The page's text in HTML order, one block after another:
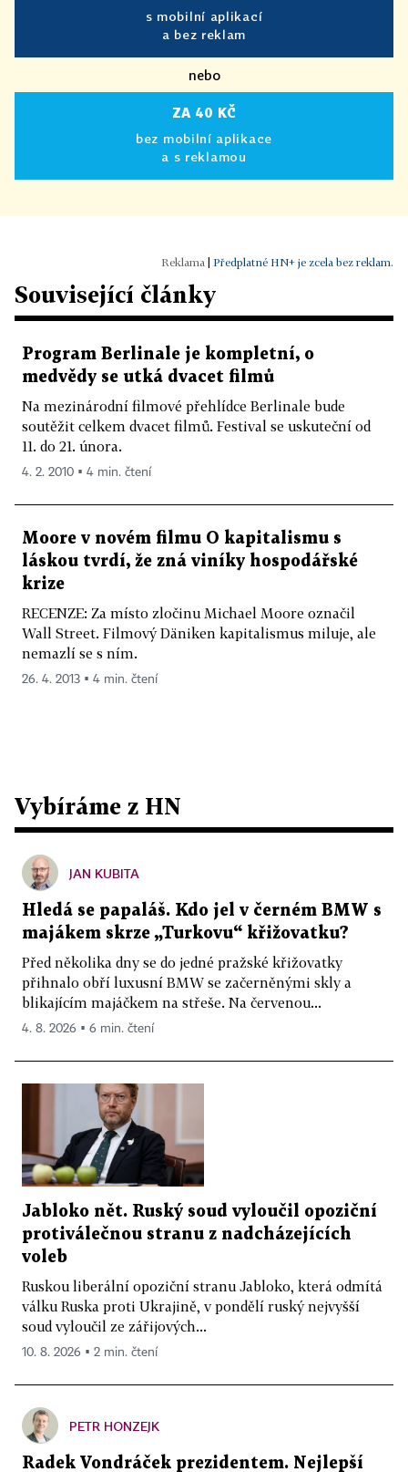
s mobilní aplikací
a bez reklam
nebo
ZA 40 KČ
bez mobilní aplikace
a s reklamou
Předplatné HN+ je zcela bez reklam.
Související články
Program Berlinale je kompletní, o
medvědy se utká dvacet filmů
Na mezinárodní filmové přehlídce Berlinale bude
soutěžit celkem dvacet filmů. Festival se uskuteční od
11. do 21. února.
4. 2. 2010 ▪ 4 min. čtení
Moore v novém filmu O kapitalismu s
láskou tvrdí, že zná viníky hospodářské
krize
RECENZE: Za místo zločinu Michael Moore označil
Wall Street. Filmový Däniken kapitalismus miluje, ale
nemazlí se s ním.
26. 4. 2013 ▪ 4 min. čtení
Vybíráme z HN
JAN KUBITA
Hledá se papaláš. Kdo jel v černém BMW s
majákem skrze „Turkovu“ křižovatku?
Před několika dny se do jedné pražské křižovatky
přihnalo obří luxusní BMW se začerněnými skly a
blikajícím majáčkem na střeše. Na červenou...
4. 8. 2026 ▪ 6 min. čtení
Jabloko nět. Ruský soud vyloučil opoziční
protiválečnou stranu z nadcházejících
voleb
Ruskou liberální opoziční stranu Jabloko, která odmítá
válku Ruska proti Ukrajině, v pondělí ruský nejvyšší
soud vyloučil ze zářijových...
10. 8. 2026 ▪ 2 min. čtení
PETR HONZEJK
Radek Vondráček prezidentem. Nejlepší